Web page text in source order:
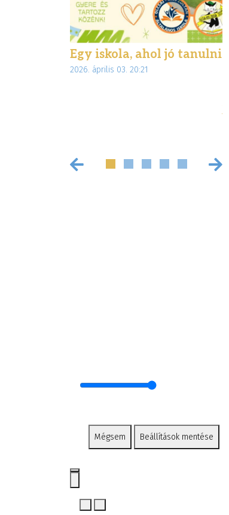
Egy iskola, ahol jó tanulni
2026. április 03. 20:21
Mégsem Beállítások mentése